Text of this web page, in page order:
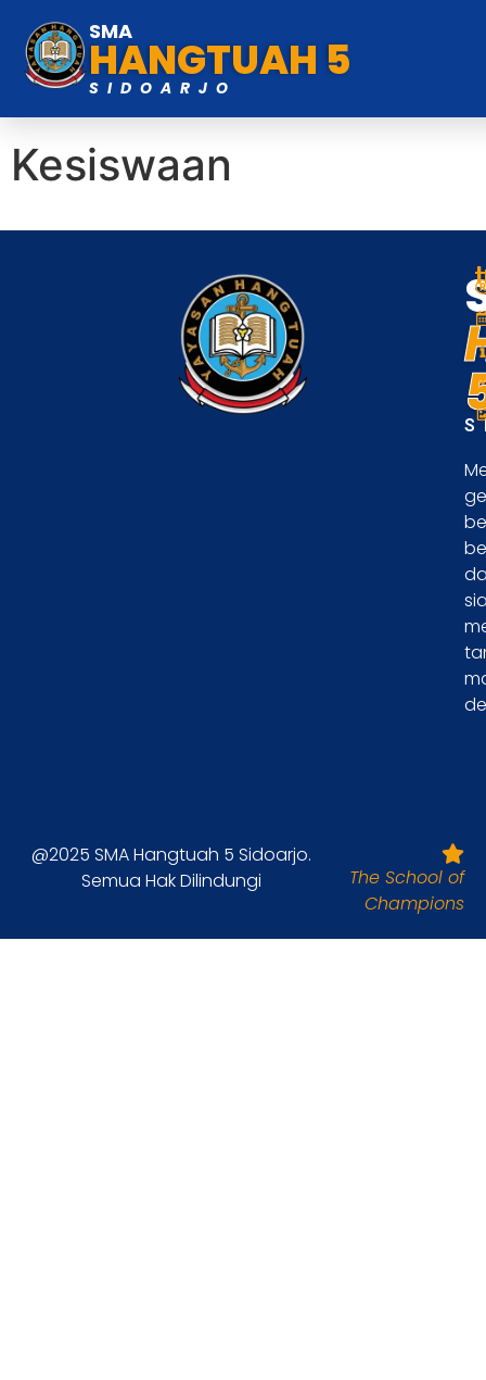
SMA
HANGTUAH 5
SIDOARJO
Kesiswaan
@2025 SMA Hangtuah 5 Sidoarjo.
Semua Hak Dilindungi
The School of
Champions